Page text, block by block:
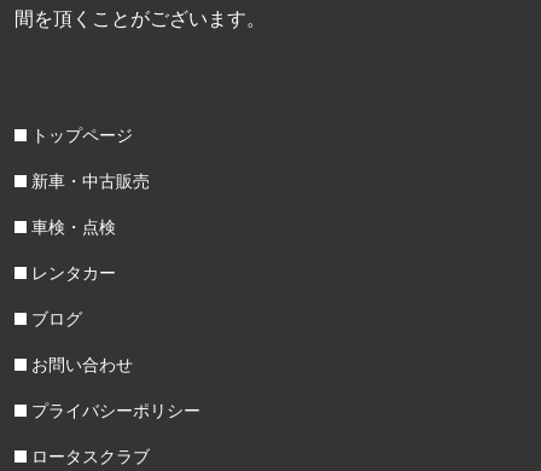
間を頂くことがございます。
トップページ
新車・中古販売
車検・点検
レンタカー
ブログ
お問い合わせ
プライバシーポリシー
ロータスクラブ